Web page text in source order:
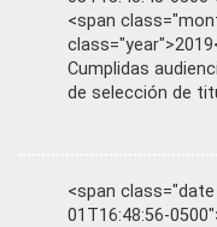
<span
Cumplidas
de selección de
<span
01T16:48:56-